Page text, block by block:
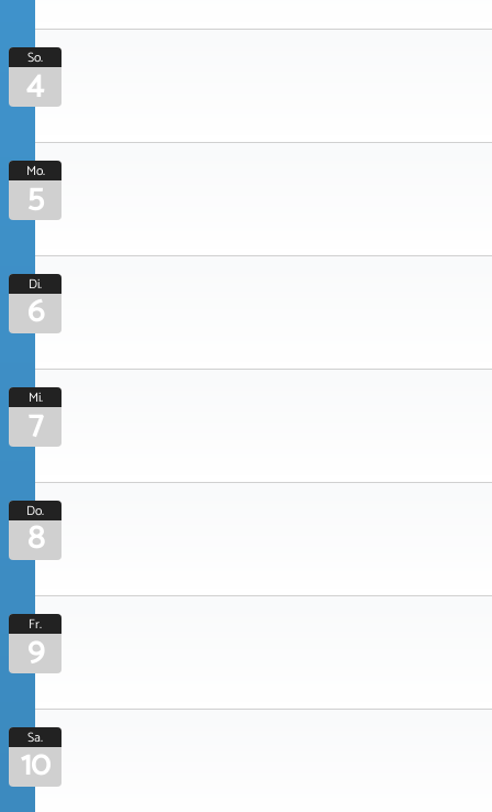
So.
4
Mo.
5
Di.
6
Mi.
7
Do.
8
Fr.
9
Sa.
10